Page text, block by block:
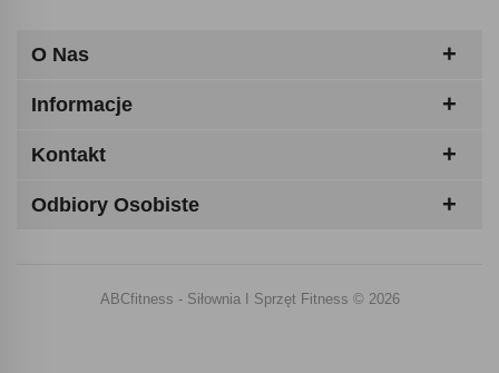
O Nas
Informacje
Kontakt
Odbiory Osobiste
ABCfitness - Siłownia I Sprzęt Fitness © 2026